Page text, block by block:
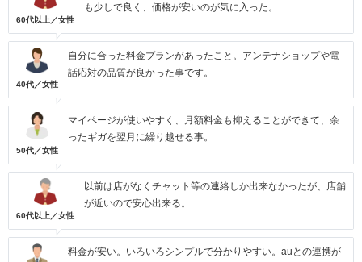
60代以上／女性
も少しで良く、価格が安いのが気に入った。
40代／女性
自分に合った料金プランがあったこと。アンテナショップや電
話応対の品質が良かった事です。
50代／女性
マイページが使いやすく、月額料金も抑えることができて、余
ったギガを翌月に繰り越せる事。
60代以上／女性
以前は店がなくチャット等の連絡しか出来なかったが、店舗
が近いので安心出来る。
料金が安い。いろいろシンプルで分かりやすい。auとの連携が